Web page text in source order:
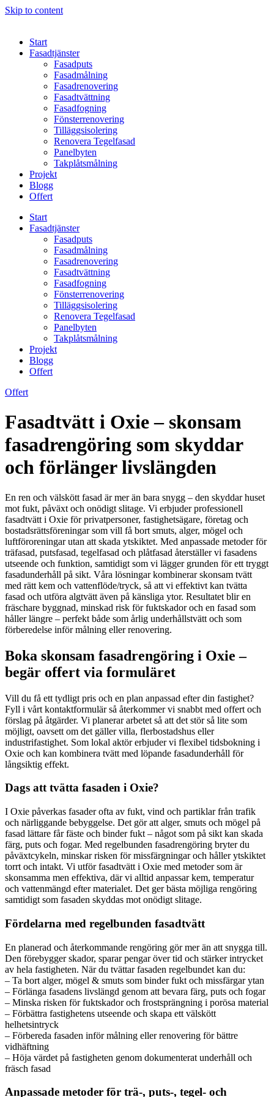
Skip to content
Start
Fasadtjänster
Fasadputs
Fasadmålning
Fasadrenovering
Fasadtvättning
Fasadfogning
Fönsterrenovering
Tilläggsisolering
Renovera Tegelfasad
Panelbyten
Takplåtsmålning
Projekt
Blogg
Offert
Start
Fasadtjänster
Fasadputs
Fasadmålning
Fasadrenovering
Fasadtvättning
Fasadfogning
Fönsterrenovering
Tilläggsisolering
Renovera Tegelfasad
Panelbyten
Takplåtsmålning
Projekt
Blogg
Offert
Offert
Fasadtvätt i Oxie – skonsam
fasadrengöring som skyddar
och förlänger livslängden
En ren och välskött fasad är mer än bara snygg – den skyddar huset
mot fukt, påväxt och onödigt slitage. Vi erbjuder professionell
fasadtvätt i Oxie för privatpersoner, fastighetsägare, företag och
bostadsrättsföreningar som vill få bort smuts, alger, mögel och
luftföroreningar utan att skada ytskiktet. Med anpassade metoder för
träfasad, putsfasad, tegelfasad och plåtfasad återställer vi fasadens
utseende och funktion, samtidigt som vi lägger grunden för ett tryggt
fasadunderhåll på sikt. Våra lösningar kombinerar skonsam tvätt
med rätt kem och vattenflöde/tryck, så att vi effektivt kan tvätta
fasad och utföra algtvätt även på känsliga ytor. Resultatet blir en
fräschare byggnad, minskad risk för fuktskador och en fasad som
håller längre – perfekt både som årlig underhållstvätt och som
förberedelse inför målning eller renovering.
Boka skonsam fasadrengöring i Oxie –
begär offert via formuläret
Vill du få ett tydligt pris och en plan anpassad efter din fastighet?
Fyll i vårt kontaktformulär så återkommer vi snabbt med offert och
förslag på åtgärder. Vi planerar arbetet så att det stör så lite som
möjligt, oavsett om det gäller villa, flerbostadshus eller
industrifastighet. Som lokal aktör erbjuder vi flexibel tidsbokning i
Oxie och kan kombinera tvätt med löpande fasadunderhåll för
långsiktig effekt.
Dags att tvätta fasaden i Oxie?
I Oxie påverkas fasader ofta av fukt, vind och partiklar från trafik
och närliggande bebyggelse. Det gör att alger, smuts och mögel på
fasad lättare får fäste och binder fukt – något som på sikt kan skada
färg, puts och fogar. Med regelbunden fasadrengöring bryter du
påväxtcykeln, minskar risken för missfärgningar och håller ytskiktet
torrt och intakt. Vi utför fasadtvätt i Oxie med metoder som är
skonsamma men effektiva, där vi alltid anpassar kem, temperatur
och vattenmängd efter materialet. Det ger bästa möjliga rengöring
samtidigt som fasaden skyddas mot onödigt slitage.
Fördelarna med regelbunden fasadtvätt
En planerad och återkommande rengöring gör mer än att snygga till.
Den förebygger skador, sparar pengar över tid och stärker intrycket
av hela fastigheten. När du tvättar fasaden regelbundet kan du:
– Ta bort alger, mögel & smuts som binder fukt och missfärgar ytan
– Förlänga fasadens livslängd genom att bevara färg, puts och fogar
– Minska risken för fuktskador och frostsprängning i porösa material
– Förbättra fastighetens utseende och skapa ett välskött
helhetsintryck
– Förbereda fasaden inför målning eller renovering för bättre
vidhäftning
– Höja värdet på fastigheten genom dokumenterat underhåll och
fräsch fasad
Anpassade metoder för trä-, puts-, tegel- och